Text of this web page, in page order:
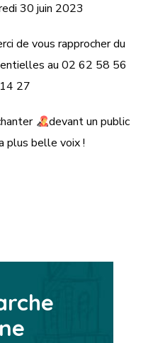
30 juin 2023
de vous rapprocher du
au 02 62 58 56
27
devant un public
plus belle voix !